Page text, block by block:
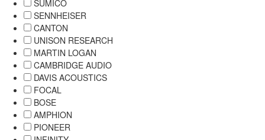
SUMICO
SENNHEISER
CANTON
UNISON RESEARCH
MARTIN LOGAN
CAMBRIDGE AUDIO
DAVIS ACOUSTICS
FOCAL
BOSE
AMPHION
PIONEER